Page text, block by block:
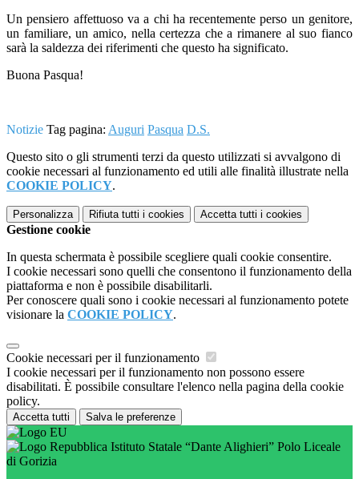
Un pensiero affettuoso va a chi ha recentemente perso un genitore,
un familiare, un amico, nella certezza che a rimanere al suo fianco
sarà la saldezza dei riferimenti che questo ha significato.
Buona Pasqua!
Notizie Tag pagina: Auguri Pasqua D.S.
Questo sito o gli strumenti terzi da questo utilizzati si avvalgono di
cookie necessari al funzionamento ed utili alle finalità illustrate nella
COOKIE POLICY.
Personalizza Rifiuta tutti i cookies Accetta tutti i cookies
Gestione cookie
In questa schermata è possibile scegliere quali cookie consentire.
I cookie necessari sono quelli che consentono il funzionamento della
piattaforma e non è possibile disabilitarli.
Per conoscere quali sono i cookie necessari al funzionamento potete
visionare la COOKIE POLICY.
Cookie necessari per il funzionamento
I cookie necessari per il funzionamento non possono essere
disabilitati. È possibile consultare l'elenco nella pagina della cookie
policy.
Accetta tutti Salva le preferenze
Istituto Statale “Dante Alighieri” Polo Liceale
di Gorizia